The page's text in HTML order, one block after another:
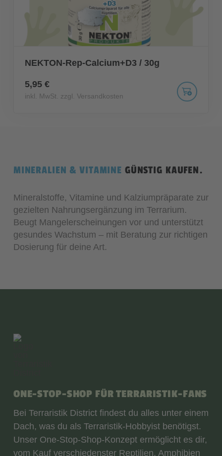
NEKTON-Rep-Calcium+D3 / 30g
5,95 €
inkl. MwSt. zzgl. Versandkosten
MINERALIEN & VITAMINE GÜNSTIG KAUFEN.
Mineralstoffe, Vitamine und Kalziumpräparate zur
gezielten Nahrungsergänzung im Terrarium.
Beugt Mangelerscheinungen vor und unterstützt
gesundes Wachstum – mit Beratung zur richtigen
Dosierung für deine Art.
ONE-STOP-SHOP FÜR TERRARISTIK-FANS
Bei Terraristik District findest du alles unter einem
Dach, was du als Terraristik-Hobbyist benötigst.
Unser One-Stop-Shop-Konzept ermöglicht es dir,
vom Kauf verschiedenster Reptilien, Amphibien